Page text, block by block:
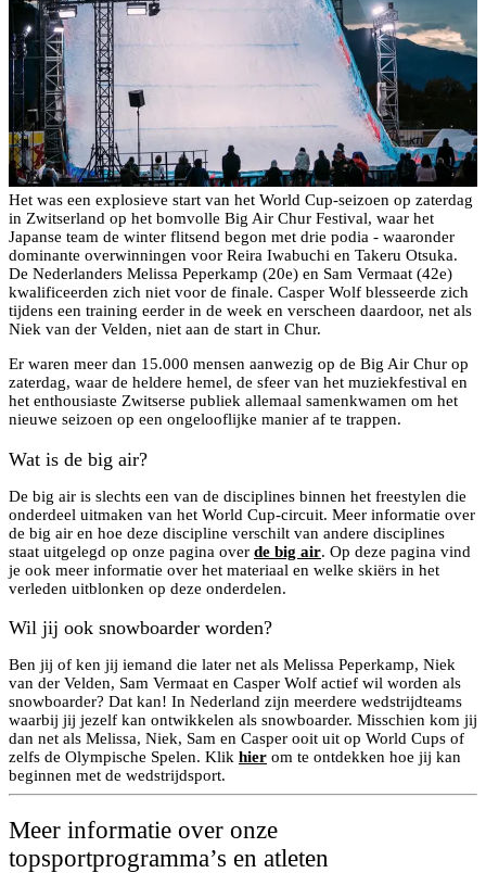
Het was een explosieve start van het World Cup-seizoen op zaterdag
in Zwitserland op het bomvolle Big Air Chur Festival, waar het
Japanse team de winter flitsend begon met drie podia - waaronder
dominante overwinningen voor Reira Iwabuchi en Takeru Otsuka.
De Nederlanders Melissa Peperkamp (20e) en Sam Vermaat (42e)
kwalificeerden zich niet voor de finale. Casper Wolf blesseerde zich
tijdens een training eerder in de week en verscheen daardoor, net als
Niek van der Velden, niet aan de start in Chur.
Er waren meer dan 15.000 mensen aanwezig op de Big Air Chur op
zaterdag, waar de heldere hemel, de sfeer van het muziekfestival en
het enthousiaste Zwitserse publiek allemaal samenkwamen om het
nieuwe seizoen op een ongelooflijke manier af te trappen.
Wat is de big air?
De big air is slechts een van de disciplines binnen het freestylen die
onderdeel uitmaken van het World Cup-circuit. Meer informatie over
de big air en hoe deze discipline verschilt van andere disciplines
staat uitgelegd op onze pagina over de big air. Op deze pagina vind
je ook meer informatie over het materiaal en welke skiërs in het
verleden uitblonken op deze onderdelen.
Wil jij ook snowboarder worden?
Ben jij of ken jij iemand die later net als Melissa Peperkamp, Niek
van der Velden, Sam Vermaat en Casper Wolf actief wil worden als
snowboarder? Dat kan! In Nederland zijn meerdere wedstrijdteams
waarbij jij jezelf kan ontwikkelen als snowboarder. Misschien kom jij
dan net als Melissa, Niek, Sam en Casper ooit uit op World Cups of
zelfs de Olympische Spelen. Klik hier om te ontdekken hoe jij kan
beginnen met de wedstrijdsport.
Meer informatie over onze
topsportprogramma’s en atleten